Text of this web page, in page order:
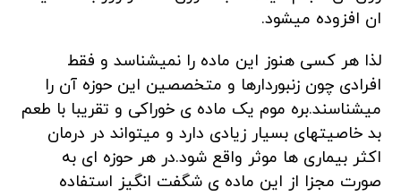
ان افزوده میشود.
لذا هر کسی هنوز این ماده را نمیشناسد و فقط
افرادی چون زنبوردارها و متخصصین این حوزه آن را
میشناسند.بره موم یک ماده ی خوراکی و تقریبا با طعم
بد خاصیتهای بسیار زیادی دارد و میتواند در درمان
اکثر بیماری ها موثر واقع شود.در هر حوزه ای به
صورت مجزا از این ماده ی شگفت انگیز استفاده